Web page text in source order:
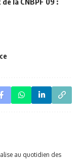
au quotidien des